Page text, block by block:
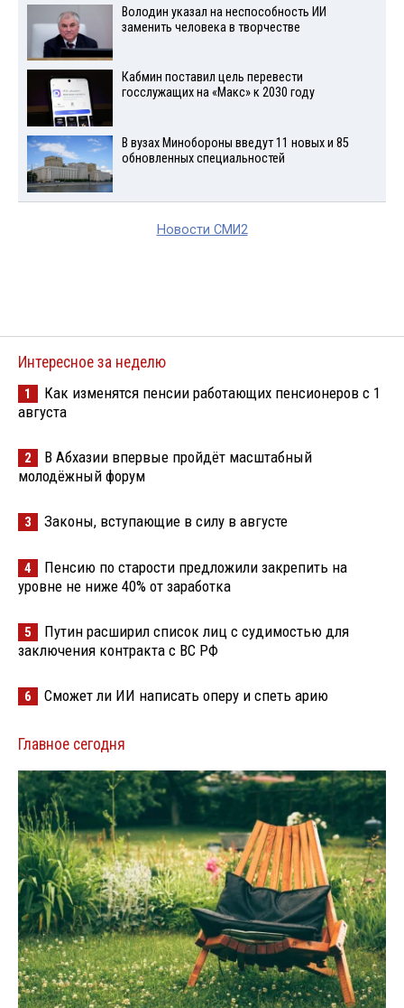
Володин указал на неспособность ИИ
заменить человека в творчестве
Кабмин поставил цель перевести
госслужащих на «Макс» к 2030 году
В вузах Минобороны введут 11 новых и 85
обновленных специальностей
Новости СМИ2
Интересное за неделю
1
Как изменятся пенсии работающих пенсионеров с 1
августа
2
В Абхазии впервые пройдёт масштабный
молодёжный форум
3 Законы, вступающие в силу в августе
4
Пенсию по старости предложили закрепить на
уровне не ниже 40% от заработка
5
Путин расширил список лиц с судимостью для
заключения контракта с ВС РФ
6 Сможет ли ИИ написать оперу и спеть арию
Главное сегодня